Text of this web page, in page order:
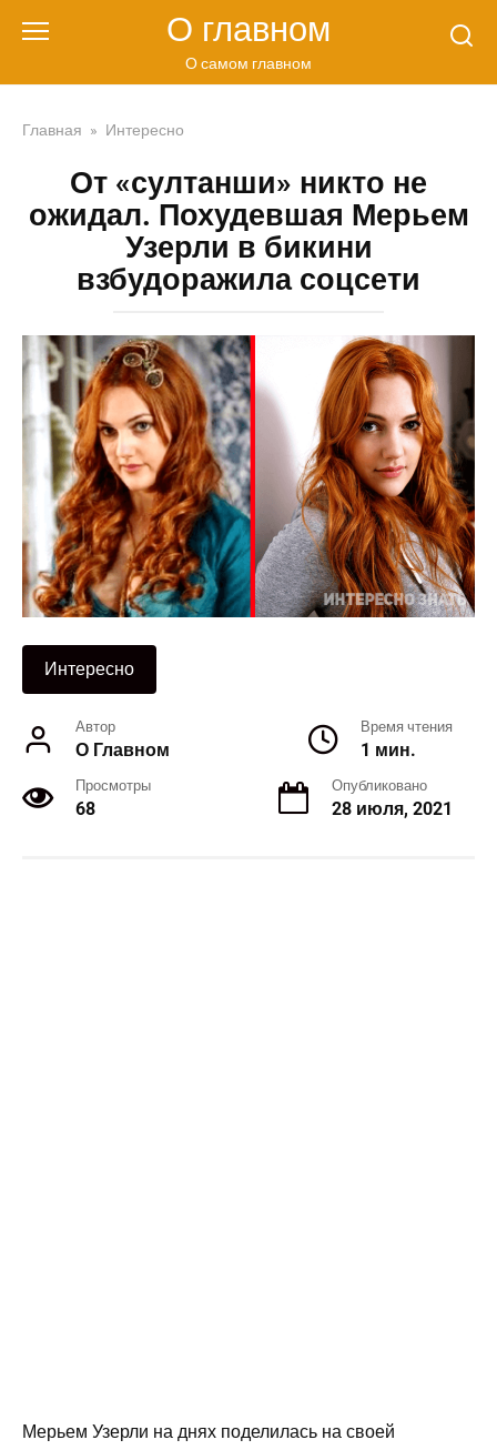
О главном
О самом главном
Главная » Интересно
От «султанши» никто не
ожидал. Похудевшая Мерьем
Узерли в бикини
взбудоражила соцсети
Интересно
Автор
О Главном
Время чтения
1 мин.
Просмотры
68
Опубликовано
28 июля, 2021
Мерьем Узерли на днях поделилась на своей